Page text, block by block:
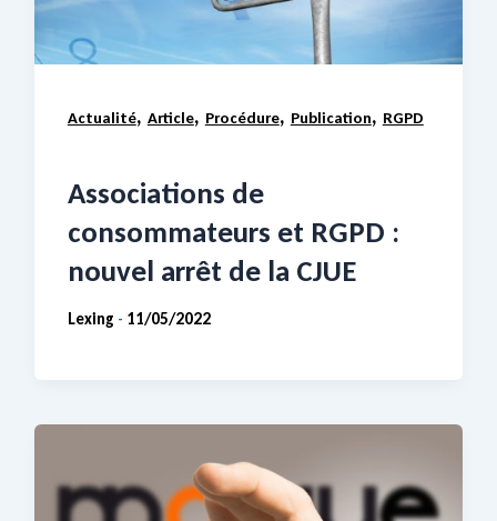
Actualité, Article, Procédure, Publication, RGPD
Associations de
consommateurs et RGPD :
nouvel arrêt de la CJUE
Lexing - 11/05/2022